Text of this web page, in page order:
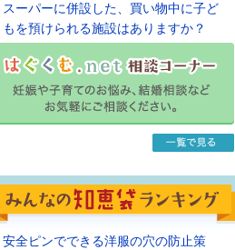
スーパーに併設した、買い物中に子ど
もを預けられる施設はありますか？
安全ピンでできる洋服の穴の防止策